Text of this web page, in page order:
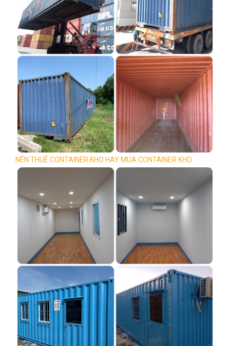
NÊN THUÊ CONTAINER KHO HAY MUA CONTAINER KHO